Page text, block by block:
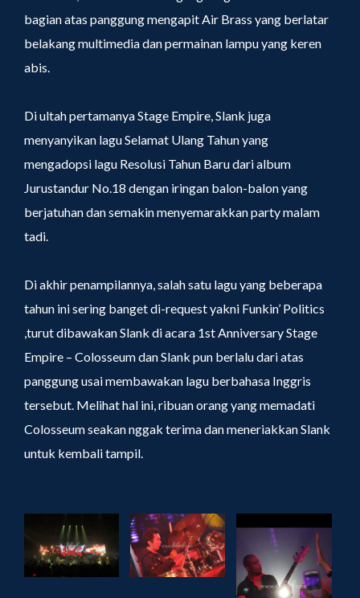
bagian atas panggung mengapit Air Brass yang berlatar
belakang multimedia dan permainan lampu yang keren
abis.
Di ultah pertamanya Stage Empire, Slank juga
menyanyikan lagu Selamat Ulang Tahun yang
mengadopsi lagu Resolusi Tahun Baru dari album
Jurustandur No.18 dengan iringan balon-balon yang
berjatuhan dan semakin menyemarakkan party malam
tadi.
Di akhir penampilannya, salah satu lagu yang beberapa
tahun ini sering banget di-request yakni Funkin’ Politics
,turut dibawakan Slank di acara 1st Anniversary Stage
Empire – Colosseum dan Slank pun berlalu dari atas
panggung usai membawakan lagu berbahasa Inggris
tersebut. Melihat hal ini, ribuan orang yang memadati
Colosseum seakan nggak terima dan meneriakkan Slank
untuk kembali tampil.